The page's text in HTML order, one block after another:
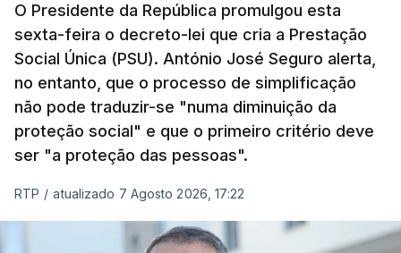
O Presidente da República promulgou esta
sexta-feira o decreto-lei que cria a Prestação
Social Única (PSU). António José Seguro alerta,
no entanto, que o processo de simplificação
não pode traduzir-se "numa diminuição da
proteção social" e que o primeiro critério deve
ser "a proteção das pessoas".
RTP / atualizado 7 Agosto 2026, 17:22